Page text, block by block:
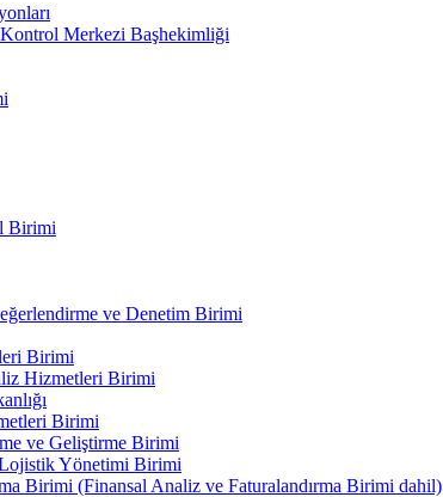
Merkezi Başhekimliği
Birimi
ve Denetim Birimi
Birimi
Hizmetleri Birimi
Birimi
ve Geliştirme Birimi
Yönetimi Birimi
Birimi (Finansal Analiz ve Faturalandırma Birimi dahil)